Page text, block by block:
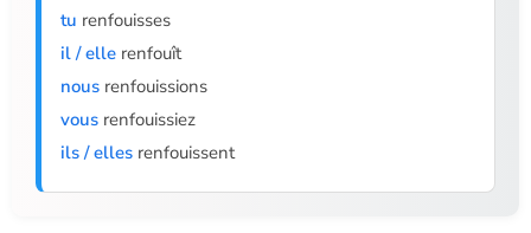
tu renfouisses
il / elle renfouît
nous renfouissions
vous renfouissiez
ils / elles renfouissent